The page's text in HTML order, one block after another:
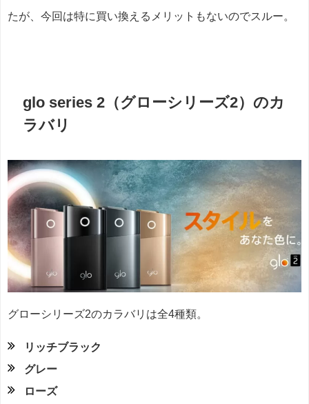
たが、今回は特に買い換えるメリットもないのでスルー。
glo series 2（グローシリーズ2）のカ
ラバリ
グローシリーズ2のカラバリは全4種類。
リッチブラック
グレー
ローズ